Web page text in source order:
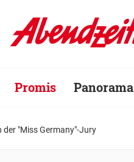
Promis Panorama
"Miss Germany"-Jury